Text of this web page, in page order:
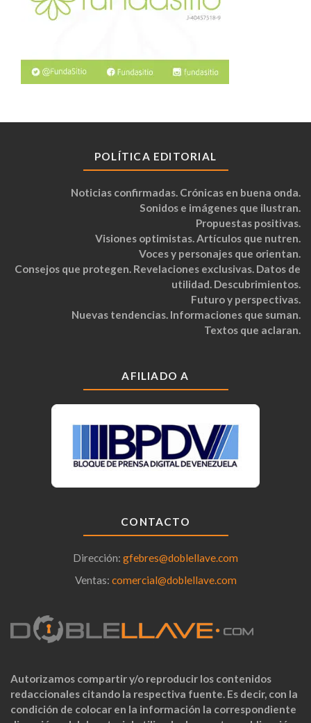
POLÍTICA EDITORIAL
Noticias confirmadas. Crónicas en buena onda.
Sonidos e imágenes que ilustran.
Propuestas positivas.
Visiones optimistas. Artículos que nutren.
Voces y personajes que orientan.
Consejos que protegen. Revelaciones exclusivas. Datos de
utilidad. Descubrimientos.
Futuro y perspectivas.
Nuevas tendencias. Informaciones que suman.
Textos que aclaran.
AFILIADO A
CONTACTO
Dirección: gfebres@doblellave.com
Ventas: comercial@doblellave.com
Autorizamos compartir y/o reproducir los contenidos
redaccionales citando la respectiva fuente. Es decir, con la
condición de colocar en la información la correspondiente